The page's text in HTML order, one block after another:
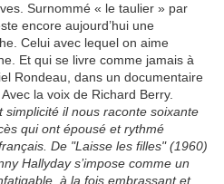
Surnommé « le taulier » par
encore aujourd’hui une
Celui avec lequel on aime
Et qui se livre comme jamais à
Rondeau, dans un documentaire
la voix de Richard Berry.
simplicité il nous raconte soixante
qui ont épousé et rythmé
De "Laisse les filles" (1960)
Hallyday s’impose comme un
à la fois embrassant et